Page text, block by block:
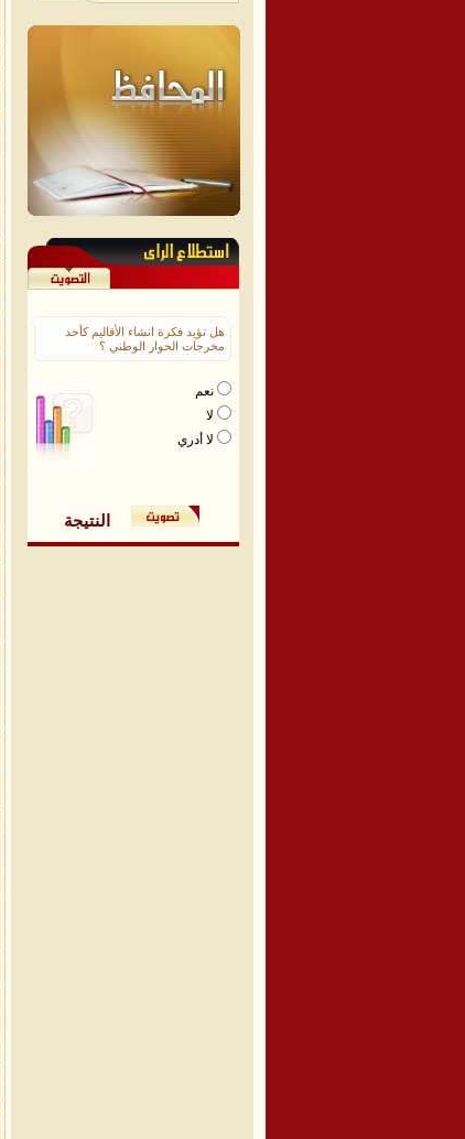
هل تؤيد فكرة انشاء الأقاليم كأحد
مخرجات الحوار الوطني ؟
نعم
لا
لا أدري
النتيجة